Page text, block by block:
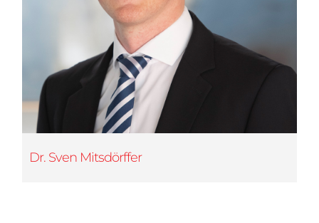
Dr. Sven Mitsdörffer